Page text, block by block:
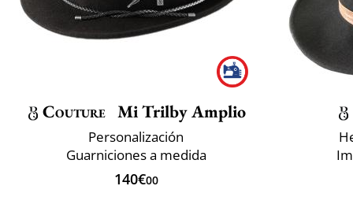
Couture Mi Trilby Amplio
Personalización
Guarniciones a medida
140€00